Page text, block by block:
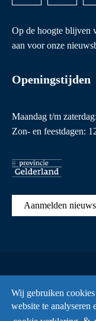
Wij gebruiken
website te analyseren
Op de hoogte blijven
aan voor onze
Openingstijden
Maandag t/m
Zon- en feestdagen:
Aanmelden